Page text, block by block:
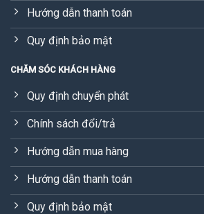
Hướng dẫn thanh toán
Quy định bảo mật
CHĂM SÓC KHÁCH HÀNG
Quy định chuyển phát
Chính sách đổi/trả
Hướng dẫn mua hàng
Hướng dẫn thanh toán
Quy định bảo mật